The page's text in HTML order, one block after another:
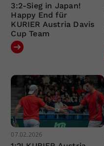
3:2-Sieg in Japan!
Happy End für
KURIER Austria Davis
Cup Team
07.02.2026